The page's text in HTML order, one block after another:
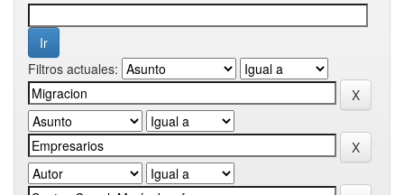
Filtros actuales: